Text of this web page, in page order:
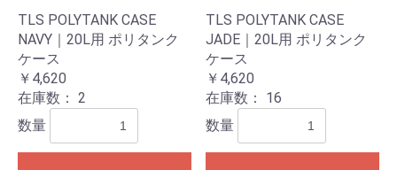
TLS POLYTANK CASE
NAVY｜20L用 ポリタンク
ケース
￥4,620
在庫数： 2
数量
TLS POLYTANK CASE
JADE｜20L用 ポリタンク
ケース
￥4,620
在庫数： 16
数量